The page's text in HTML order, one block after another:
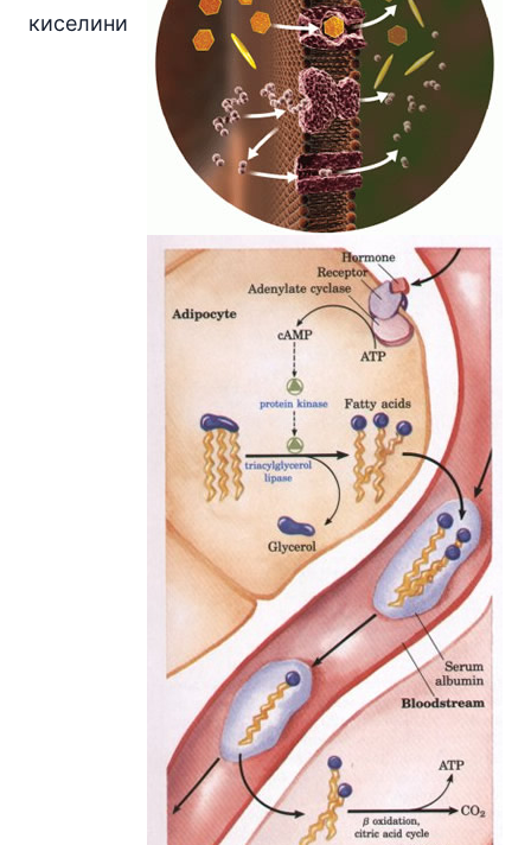
киселини